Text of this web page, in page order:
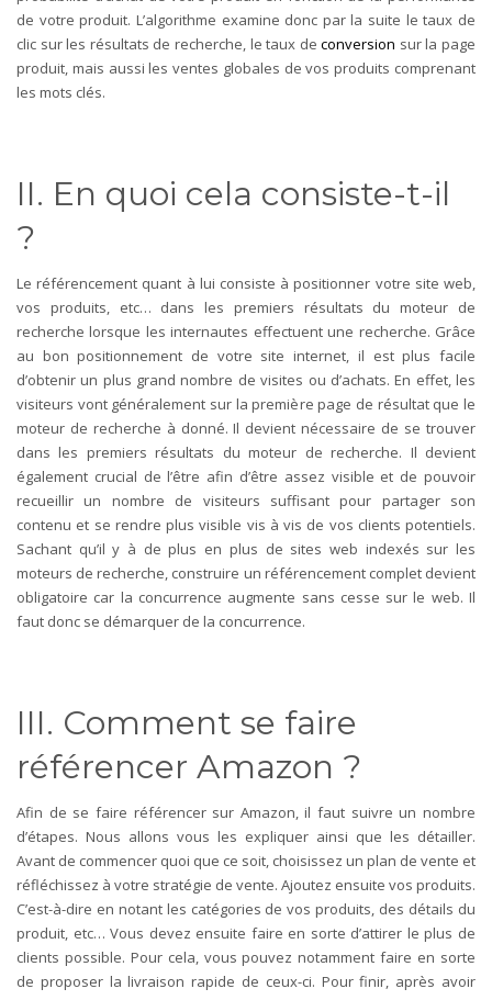
de votre produit. L’algorithme examine donc par la suite le taux de
clic sur les résultats de recherche, le taux deconversion sur la page
produit, mais aussi les ventes globales de vos produits comprenant
les mots clés.
II. En quoi cela consiste-t-il
?
Le référencement quant à lui consiste à positionner votre site web,
vos produits, etc… dans les premiers résultats du moteur de
recherche lorsque les internautes effectuent une recherche. Grâce
au bon positionnement de votre site internet, il est plus facile
d’obtenir un plus grand nombre de visites ou d’achats. En effet, les
visiteurs vont généralement sur la première page de résultat que le
moteur de recherche à donné. Il devient nécessaire de se trouver
dans les premiers résultats du moteur de recherche. Il devient
également crucial de l’être afin d’être assez visible et de pouvoir
recueillir un nombre de visiteurs suffisant pour partager son
contenu et se rendre plus visible vis à vis de vos clients potentiels.
Sachant qu’il y à de plus en plus de sites web indexés sur les
moteurs de recherche, construire un référencement complet devient
obligatoire car la concurrence augmente sans cesse sur le web. Il
faut donc se démarquer de la concurrence.
III. Comment se faire
référencer Amazon ?
Afin de se faire référencer sur Amazon, il faut suivre un nombre
d’étapes. Nous allons vous les expliquer ainsi que les détailler.
Avant de commencer quoi que ce soit, choisissez un plan de vente et
réfléchissez à votre stratégie de vente. Ajoutez ensuite vos produits.
C’est-à-dire en notant les catégories de vos produits, des détails du
produit, etc… Vous devez ensuite faire en sorte d’attirer le plus de
clients possible. Pour cela, vous pouvez notamment faire en sorte
de proposer la livraison rapide de ceux-ci. Pour finir, après avoir